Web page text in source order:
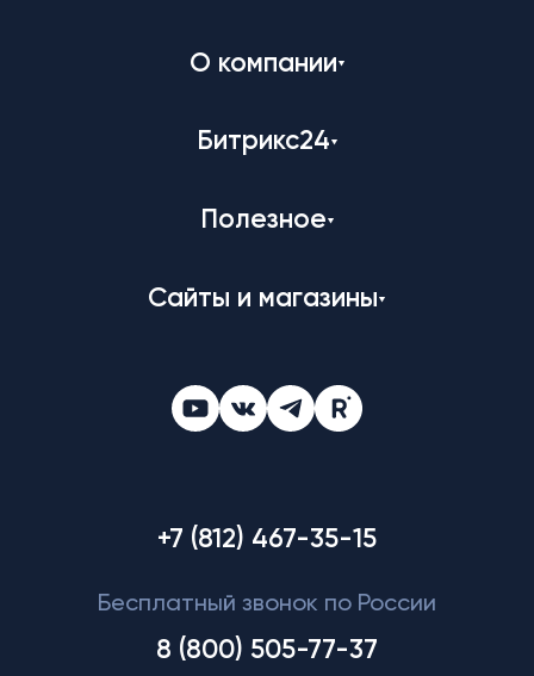
О компании
Битрикс24
Полезное
Сайты и магазины
+7 (812) 467-35-15
Бесплатный звонок по России
8 (800) 505-77-37